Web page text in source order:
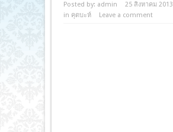
Posted by: admin
25 สิงหาคม 2013
in คุตบะห์ Leave a comment